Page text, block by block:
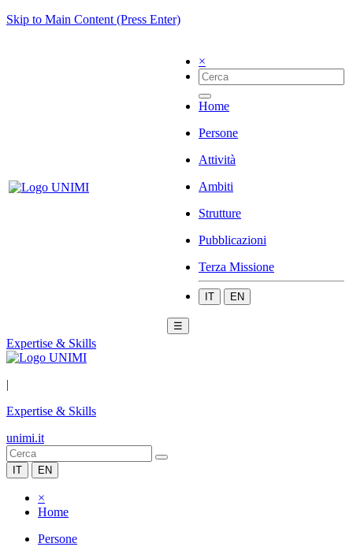
Skip to Main Content (Press Enter)
×
Home
Persone
Attività
Ambiti
Strutture
Pubblicazioni
Terza Missione
IT EN
☰
Expertise & Skills
|
Expertise & Skills
unimi.it
IT EN
×
Home
Persone